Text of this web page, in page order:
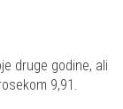
druge godine, ali
9,91.